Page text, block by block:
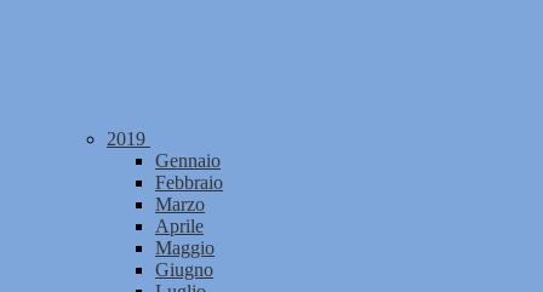
2019
Gennaio
Febbraio
Marzo
Aprile
Maggio
Giugno